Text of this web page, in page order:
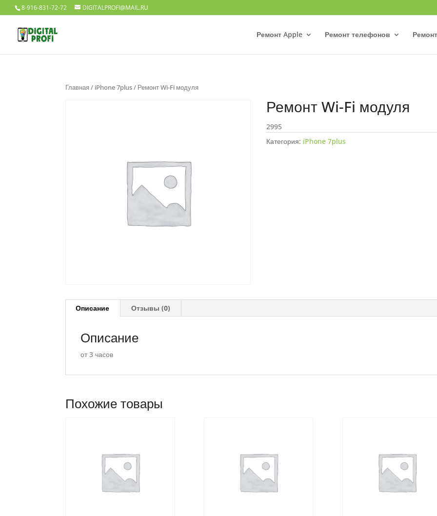
8-916-831-72-72 DIGITALPROFI@MAIL.RU
Ремонт Apple Ремонт телефонов
Главная / iPhone 7plus/ Ремонт Wi-Fi модуля
Ремонт Wi-Fi модуля
2995
Категория: iPhone 7plus
Описание Отзывы (0)
Описание
от 3 часов
Похожие товары